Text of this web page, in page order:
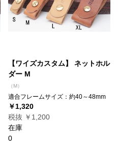
【ワイズカスタム】 ネットホル
ダー M
（M）
適合フレームサイズ：約40～48mm
￥1,320
税抜 ￥1,200
在庫
0